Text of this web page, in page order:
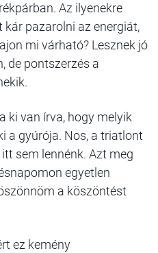
Az ilyenekre
pazarolni az energiát,
mi várható? Lesznek jó
de pontszerzés a
ki van írva, hogy melyik
a gyúrója. Nos, a triatlont
sem lennénk. Azt meg
egyetlen
a köszöntést
ez kemény